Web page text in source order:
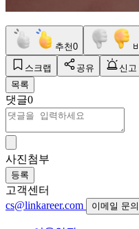
추천0
스크랩 공유
신고
목록
댓글0
사진첨부
등록
고객센터
cs@linkareer.com
이메일 문의